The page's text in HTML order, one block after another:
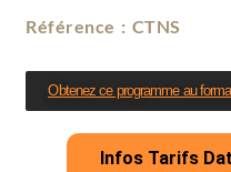
Référence : CTNS
Obtenez ce programme au
Infos Tarifs